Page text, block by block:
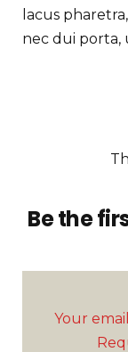
lacus
nec dui porta,
Be the
Your